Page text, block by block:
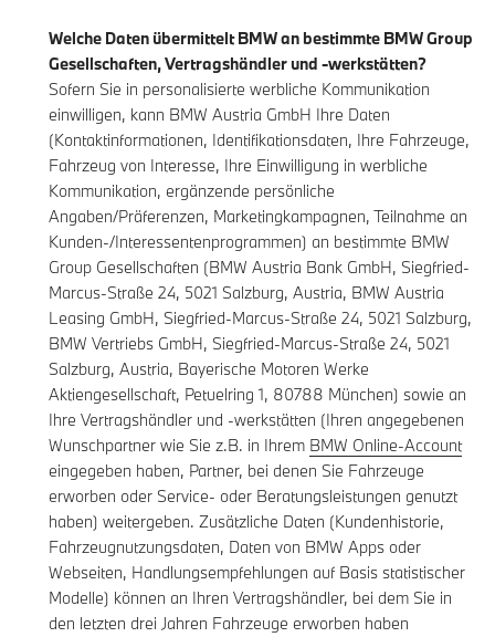
Welche Daten übermittelt BMW an bestimmte BMW Group
Gesellschaften, Vertragshändler und -werkstätten?
Sofern Sie in personalisierte werbliche Kommunikation
einwilligen, kann BMW Austria GmbH Ihre Daten
(Kontaktinformationen, Identifikationsdaten, Ihre Fahrzeuge,
Fahrzeug von Interesse, Ihre Einwilligung in werbliche
Kommunikation, ergänzende persönliche
Angaben/Präferenzen, Marketingkampagnen, Teilnahme an
Kunden-/Interessentenprogrammen) an bestimmte BMW
Group Gesellschaften (BMW Austria Bank GmbH, Siegfried-
Marcus-Straße 24, 5021 Salzburg, Austria, BMW Austria
Leasing GmbH, Siegfried-Marcus-Straße 24, 5021 Salzburg,
BMW Vertriebs GmbH, Siegfried-Marcus-Straße 24, 5021
Salzburg, Austria, Bayerische Motoren Werke
Aktiengesellschaft, Petuelring 1, 80788 München) sowie an
Ihre Vertragshändler und -werkstätten (Ihren angegebenen
Wunschpartner wie Sie z.B. in Ihrem BMW Online-Account
eingegeben haben, Partner, bei denen Sie Fahrzeuge
erworben oder Service- oder Beratungsleistungen genutzt
haben) weitergeben. Zusätzliche Daten (Kundenhistorie,
Fahrzeugnutzungsdaten, Daten von BMW Apps oder
Webseiten, Handlungsempfehlungen auf Basis statistischer
Modelle) können an Ihren Vertragshändler, bei dem Sie in
den letzten drei Jahren Fahrzeuge erworben haben